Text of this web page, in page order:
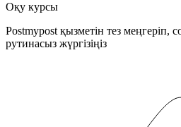
Оқу курсы
Postmypost қызметін тез меңгеріп,
рутинасыз жүргізіңіз